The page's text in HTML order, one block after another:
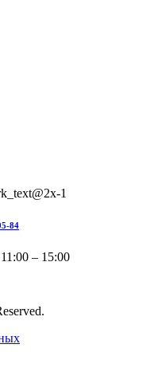
84
– 15:00